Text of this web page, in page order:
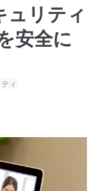
リティ
安全に
ィ